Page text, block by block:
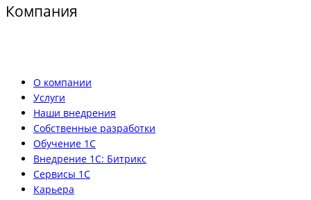
Компания
О компании
Услуги
Наши внедрения
Собственные разработки
Обучение 1С
Внедрение 1С: Битрикс
Сервисы 1С
Карьера